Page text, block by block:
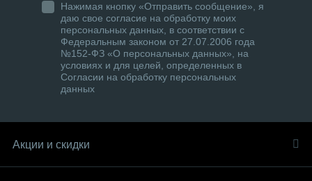
Нажимая кнопку «Отправить сообщение», я
даю свое согласие на обработку моих
персональных данных, в соответствии с
Федеральным законом от 27.07.2006 года
№152-ФЗ «О персональных данных», на
условиях и для целей, определенных в
Согласии на обработку персональных
данных
Акции и скидки